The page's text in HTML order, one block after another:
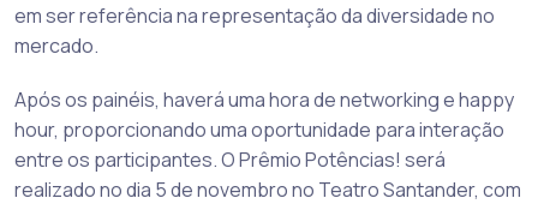
em ser referência na representação da diversidade no
mercado.
Após os painéis, haverá uma hora de networking e happy
hour, proporcionando uma oportunidade para interação
entre os participantes. O Prêmio Potências! será
realizado no dia 5 de novembro no Teatro Santander, com